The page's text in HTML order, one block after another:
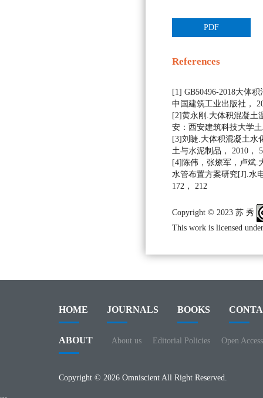
PDF
References
[1] GB50496-2018大体
中国建筑工业出版社，
[2]黄永刚.大体积混凝土
安：西安建筑科技大学
[3]刘睫.大体积混凝土水
土与水泥制品， 2010，
[4]陈伟，张燎军，卢斌.
水管布置方案研究[J].水
172， 212
Copyright © 2023 苏 秀
This work is licensed
HOME JOURNALS BOOKS
ABOUT About us Editorial Policies Open
Copyright © 2026 Omniscient All Right Reserved.